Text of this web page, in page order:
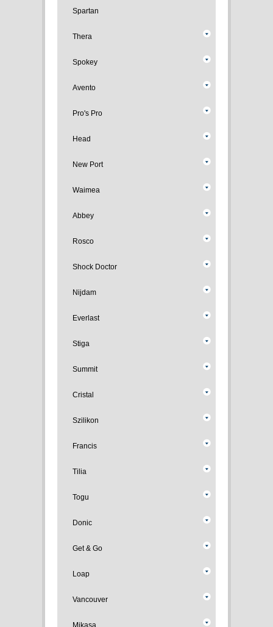
Spartan
Thera
Spokey
Avento
Pro's Pro
Head
New Port
Waimea
Abbey
Rosco
Shock Doctor
Nijdam
Everlast
Stiga
Summit
Cristal
Szilikon
Francis
Tilia
Togu
Donic
Get & Go
Loap
Vancouver
Mikasa